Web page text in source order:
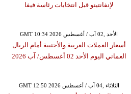
لإنفانتينو قبل انتخابات رئاسة فيفا
GMT 10:34 2026 الأحد ,02 آب / أغسطس
أسعار العملات العربية والأجنبية أمام الريال
العماني اليوم الأحد 02 أغسطس/ آب 2026
GMT 12:50 2026 الثلاثاء ,04 آب / أغسطس